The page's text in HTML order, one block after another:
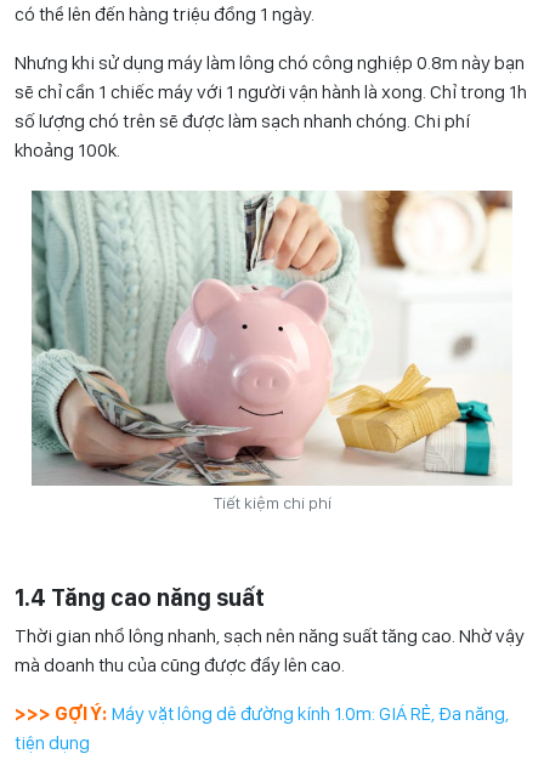
có thể lên đến hàng triệu đồng 1 ngày.
Nhưng khi sử dụng máy làm lông chó công nghiệp 0.8m này bạn
sẽ chỉ cần 1 chiếc máy với 1 người vận hành là xong. Chỉ trong 1h
số lượng chó trên sẽ được làm sạch nhanh chóng. Chi phí
khoảng 100k.
Tiết kiệm chi phí
1.4 Tăng cao năng suất
Thời gian nhổ lông nhanh, sạch nên năng suất tăng cao. Nhờ vậy
mà doanh thu của cũng được đẩy lên cao.
>>> GỢI Ý: Máy vặt lông dê đường kính 1.0m: GIÁ RẺ, Đa năng,
tiện dụng